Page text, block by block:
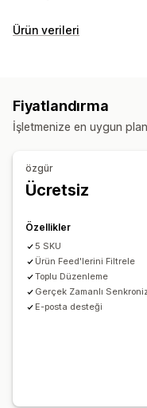
Liste kaydı yönetimi
Sipariş yönetimi
Envanter
Ürün verileri
Özel etiketler Özel
Yerelleştirilmiş akışlar
Akış yönetimi
Gerçek zamanlı
Zamanlanmış
Ürün seçimi Kitleye
GTIN yönetimi
Akış optimizasyonu
Fiyatlandırma
İşletmenize en uygun
özgür
Ücretsiz
Özellikler
5 SKU
Ürün Feed'lerini Filtrele
Toplu Düzenleme
Gerçek Zamanlı
E-posta desteği